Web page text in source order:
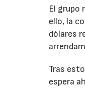
El grupo
ello, la
dólares
Tras
espera